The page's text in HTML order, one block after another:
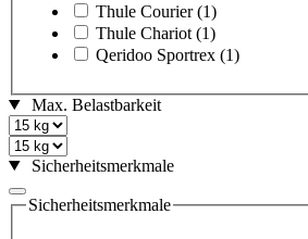
Thule Courier (1)
Thule Chariot (1)
Qeridoo Sportrex (1)
Max. Belastbarkeit
Sicherheitsmerkmale
Sicherheitsmerkmale